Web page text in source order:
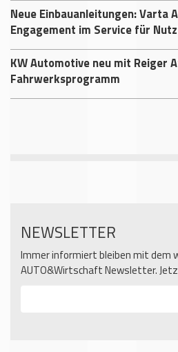
Neue Einbauanleitungen: Varta
Engagement im Service für
KW Automotive neu mit Reiger
Fahrwerksprogramm
NEWSLETTER
Immer informiert bleiben mit dem
AUTO&Wirtschaft Newsletter.